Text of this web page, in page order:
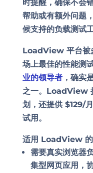
时提醒，确保不会
帮助或有额外问题
候支持的负载测试
LoadView 平台被
场上最佳的性能测
业的领导者，确实
之一。LoadView
划，还提供 $129/
试用。
适用 LoadView 的
需要真实浏览器
集型网页应用，